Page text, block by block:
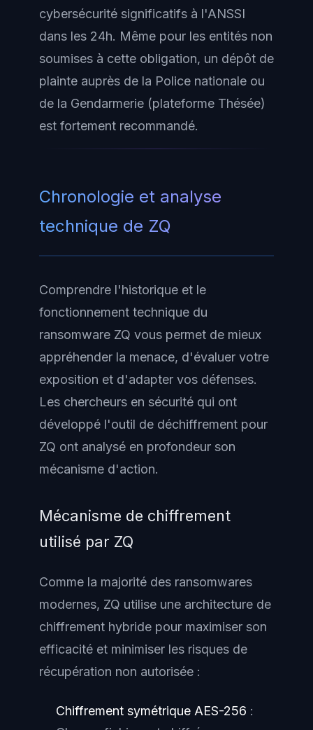
cybersécurité significatifs à l'ANSSI
dans les 24h. Même pour les entités non
soumises à cette obligation, un dépôt de
plainte auprès de la Police nationale ou
de la Gendarmerie (plateforme Thésée)
est fortement recommandé.
Chronologie et analyse
technique de ZQ
Comprendre l'historique et le
fonctionnement technique du
ransomware ZQ vous permet de mieux
appréhender la menace, d'évaluer votre
exposition et d'adapter vos défenses.
Les chercheurs en sécurité qui ont
développé l'outil de déchiffrement pour
ZQ ont analysé en profondeur son
mécanisme d'action.
Mécanisme de chiffrement
utilisé par ZQ
Comme la majorité des ransomwares
modernes, ZQ utilise une architecture de
chiffrement hybride pour maximiser son
efficacité et minimiser les risques de
récupération non autorisée :
Chiffrement symétrique AES-256 :